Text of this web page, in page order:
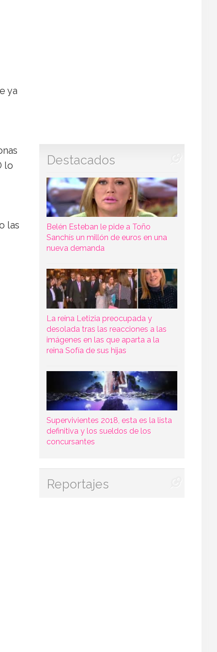
ya
lo
las
Destacados
Belén Esteban le pide a Toño
Sanchís un millón de euros en una
nueva demanda
La reina Letizia preocupada y
desolada tras las reacciones a las
imágenes en las que aparta a la
reina Sofía de sus hijas
Supervivientes 2018, esta es la lista
definitiva y los sueldos de los
concursantes
Reportajes